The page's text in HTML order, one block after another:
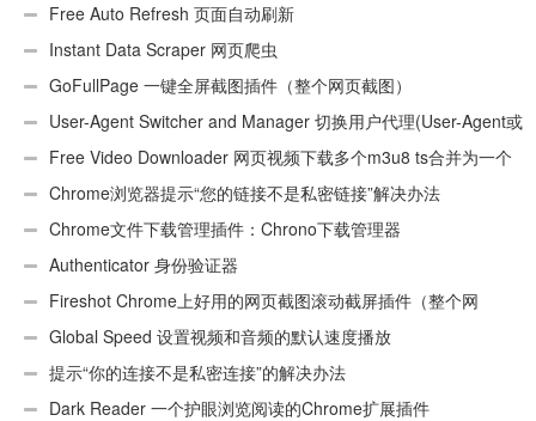
件 Free Auto Refresh 页面自动刷新
Instant Data Scraper 网页爬虫
GoFullPage 一键全屏截图插件（整个网页截图）
User-Agent Switcher and Manager 切换用户代理(User-Agent或
UA)Free Video Downloader 网页视频下载多个m3u8 ts合并为一个
ts文件Chrome浏览器提示“您的链接不是私密链接”解决办法
Chrome文件下载管理插件：Chrono下载管理器
Authenticator 身份验证器
Fireshot Chrome上好用的网页截图滚动截屏插件（整个网
页）Global Speed 设置视频和音频的默认速度播放
提示“你的连接不是私密连接”的解决办法
Dark Reader 一个护眼浏览阅读的Chrome扩展插件